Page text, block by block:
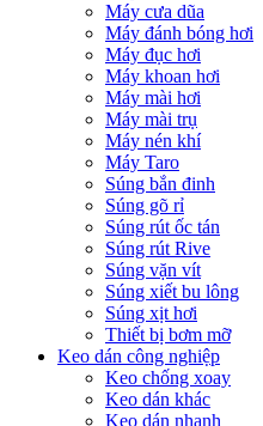
Máy cưa dũa
Máy đánh bóng hơi
Máy đục hơi
Máy khoan hơi
Máy mài hơi
Máy mài trụ
Máy nén khí
Máy Taro
Súng bắn đinh
Súng gõ rỉ
Súng rút ốc tán
Súng rút Rive
Súng vặn vít
Súng xiết bu lông
Súng xịt hơi
Thiết bị bơm mỡ
Keo dán công nghiệp
Keo chống xoay
Keo dán khác
Keo dán nhanh